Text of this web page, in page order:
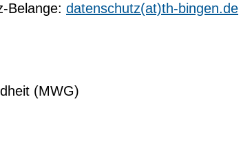
Belange: datenschutz(at)th-bingen.de
(MWG)